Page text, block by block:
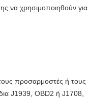
να χρησιμοποιηθούν για
προσαρμοστές ή τους
J1939, OBD2 ή J1708,